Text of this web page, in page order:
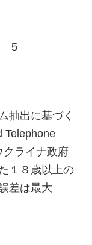
抽出に基づく
Telephone
クライナ政府
１８歳以上の
差は最大